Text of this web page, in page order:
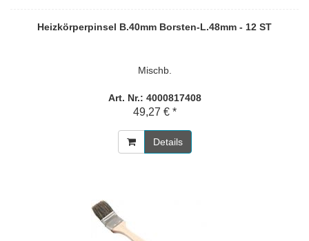
Heizkörperpinsel B.40mm Borsten-L.48mm - 12 ST
Mischb.
Art. Nr.: 4000817408
49,27 € *
Details